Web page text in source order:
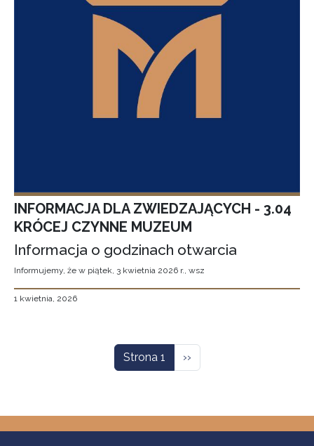
INFORMACJA DLA ZWIEDZAJĄCYCH - 3.04
KRÓCEJ CZYNNE MUZEUM
Informacja o godzinach otwarcia
Informujemy, że w piątek, 3 kwietnia 2026 r., wsz
1 kwietnia, 2026
Strona 1 Następna strona
››